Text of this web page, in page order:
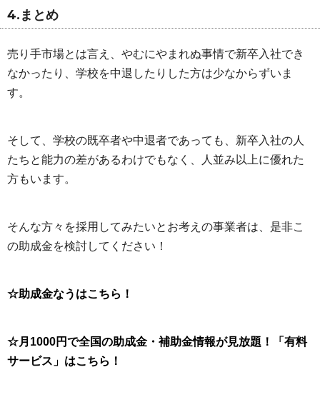
4.まとめ
売り手市場とは言え、やむにやまれぬ事情で新卒入社でき
なかったり、学校を中退したりした方は少なからずいま
す。
そして、学校の既卒者や中退者であっても、新卒入社の人
たちと能力の差があるわけでもなく、人並み以上に優れた
方もいます。
そんな方々を採用してみたいとお考えの事業者は、是非こ
の助成金を検討してください！
☆助成金なうはこちら！
☆月1000円で全国の助成金・補助金情報が見放題！「有料
サービス」はこちら！